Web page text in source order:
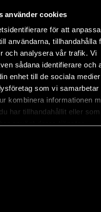
använder cookies
för att
användarna, tillhandahålla
och analysera vår trafik. Vi
sådana identifierare och
enhet till de sociala
som vi samarbetar
kombinera informationen
har tillhandahållit eller
As Well Be the One
Got Mail: The Perils of Pigeon
Xu Jin Shen
in April
& Tomu
& Tomu seriebok
My Job!